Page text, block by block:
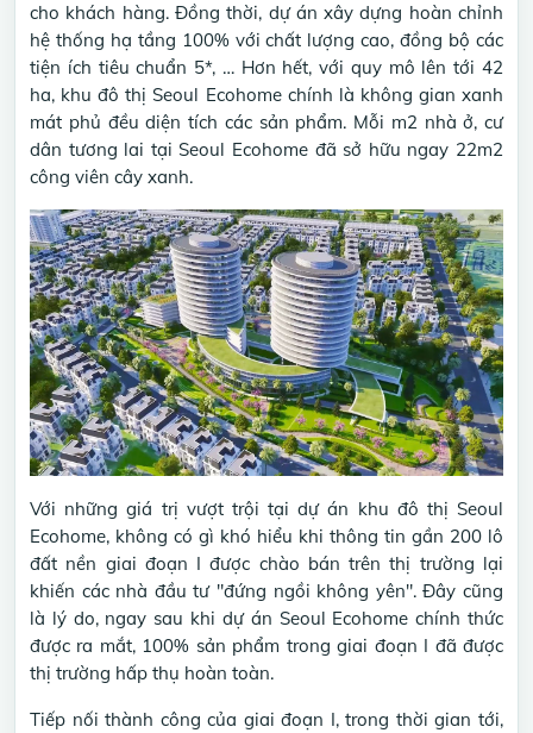
cho khách hàng. Đồng thời, dự án xây dựng hoàn chỉnh
hệ thống hạ tầng 100% với chất lượng cao, đồng bộ các
tiện ích tiêu chuẩn 5*, … Hơn hết, với quy mô lên tới 42
ha, khu đô thị Seoul Ecohome chính là không gian xanh
mát phủ đều diện tích các sản phẩm. Mỗi m2 nhà ở, cư
dân tương lai tại Seoul Ecohome đã sở hữu ngay 22m2
công viên cây xanh.
Với những giá trị vượt trội tại dự án khu đô thị Seoul
Ecohome, không có gì khó hiểu khi thông tin gần 200 lô
đất nền giai đoạn I được chào bán trên thị trường lại
khiến các nhà đầu tư "đứng ngồi không yên". Đây cũng
là lý do, ngay sau khi dự án Seoul Ecohome chính thức
được ra mắt, 100% sản phẩm trong giai đoạn I đã được
thị trường hấp thụ hoàn toàn.
Tiếp nối thành công của giai đoạn I, trong thời gian tới,